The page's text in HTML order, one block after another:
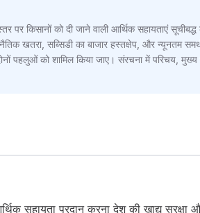
पर किसानों को दी जाने वाली आर्थिक सहायताएं
खतरा, सब्सिडी का बाजार हस्तक्षेप, और न्यूनतम
पहलुओं को शामिल किया जाए। संरचना में परिचय,
सहायता प्रदान करना देश की खाद्य सुरक्षा